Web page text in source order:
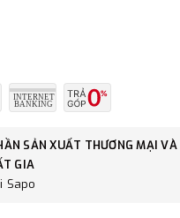
SẢN XUẤT THƯƠNG MẠI VÀ
GIA
Sapo